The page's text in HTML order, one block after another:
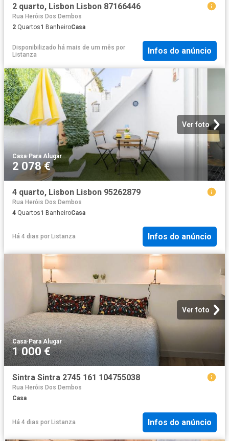
2 quarto, Lisbon Lisbon 87166446
Rua Heróis Dos Dembos
2 Quartos1 BanheiroCasa
Disponibilizado há mais de um mês por
Listanza
Infos do anúncio
Ver foto
Casa·Para Alugar
2 078 €
4 quarto, Lisbon Lisbon 95262879
Rua Heróis Dos Dembos
4 Quartos1 BanheiroCasa
Há 4 dias por Listanza Infos do anúncio
Ver foto
Casa·Para Alugar
1 000 €
Sintra Sintra 2745 161 104755038
Rua Heróis Dos Dembos
Casa
Há 4 dias por Listanza Infos do anúncio